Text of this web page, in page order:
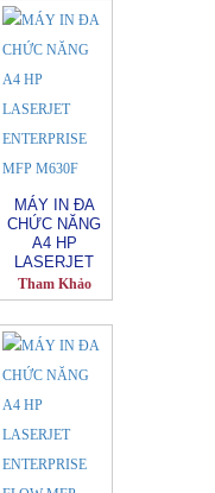
MÁY IN ĐA
CHỨC NĂNG
A4 HP
LASERJET
ENTERPRISE
MFP M630F
Tham Khảo